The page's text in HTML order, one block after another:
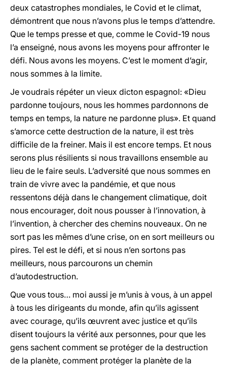
deux catastrophes mondiales, le Covid et le climat,
démontrent que nous n’avons plus le temps d’attendre.
Que le temps presse et que, comme le Covid-19 nous
l’a enseigné, nous avons les moyens pour affronter le
défi. Nous avons les moyens. C’est le moment d’agir,
nous sommes à la limite.
Je voudrais répéter un vieux dicton espagnol: «Dieu
pardonne toujours, nous les hommes pardonnons de
temps en temps, la nature ne pardonne plus». Et quand
s’amorce cette destruction de la nature, il est très
difficile de la freiner. Mais il est encore temps. Et nous
serons plus résilients si nous travaillons ensemble au
lieu de le faire seuls. L’adversité que nous sommes en
train de vivre avec la pandémie, et que nous
ressentons déjà dans le changement climatique, doit
nous encourager, doit nous pousser à l’innovation, à
l’invention, à chercher des chemins nouveaux. On ne
sort pas les mêmes d’une crise, on en sort meilleurs ou
pires. Tel est le défi, et si nous n’en sortons pas
meilleurs, nous parcourons un chemin
d’autodestruction.
Que vous tous… moi aussi je m’unis à vous, à un appel
à tous les dirigeants du monde, afin qu’ils agissent
avec courage, qu’ils œuvrent avec justice et qu’ils
disent toujours la vérité aux personnes, pour que les
gens sachent comment se protéger de la destruction
de la planète, comment protéger la planète de la